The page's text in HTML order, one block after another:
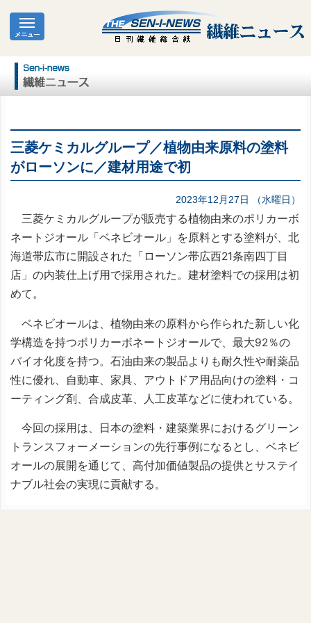
三菱ケミカルグループ／植物由来原料の塗料
がローソンに／建材用途で初
2023年12月27日 （水曜日）
三菱ケミカルグループが販売する植物由来のポリカーボ
ネートジオール「ベネビオール」を原料とする塗料が、北
海道帯広市に開設された「ローソン帯広西21条南四丁目
店」の内装仕上げ用で採用された。建材塗料での採用は初
めて。
ベネビオールは、植物由来の原料から作られた新しい化
学構造を持つポリカーボネートジオールで、最大92％の
バイオ化度を持つ。石油由来の製品よりも耐久性や耐薬品
性に優れ、自動車、家具、アウトドア用品向けの塗料・コ
ーティング剤、合成皮革、人工皮革などに使われている。
今回の採用は、日本の塗料・建築業界におけるグリーン
トランスフォーメーションの先行事例になるとし、ベネビ
オールの展開を通じて、高付加価値製品の提供とサステイ
ナブル社会の実現に貢献する。